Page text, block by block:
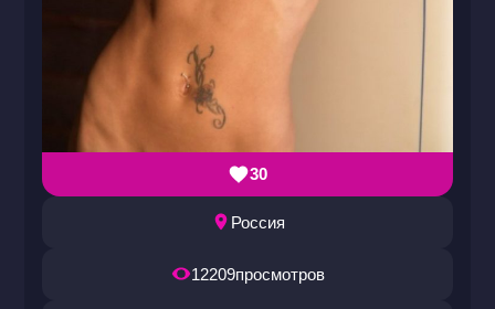
30
Россия
12209просмотров